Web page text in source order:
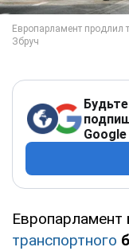
Google
Европарламент
транспортного